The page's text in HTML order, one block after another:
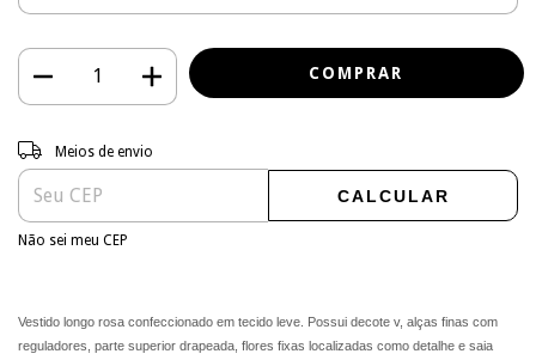
Entregas para o CEP:
Meios de envio
CALCULAR
Não sei meu CEP
Vestido longo rosa confeccionado em tecido leve. Possui decote v, alças finas com
reguladores, parte superior drapeada, flores fixas localizadas como detalhe e saia